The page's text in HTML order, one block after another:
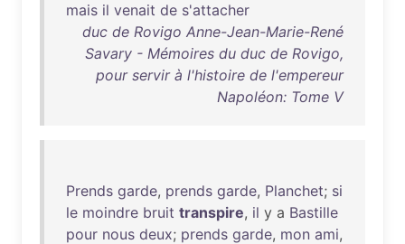
mais il venait de s'attacher
duc de Rovigo Anne-Jean-Marie-René
Savary - Mémoires du duc de Rovigo,
pour servir à l'histoire de l'empereur
Napoléon: Tome V
Prends garde, prends garde, Planchet; si
le moindre bruit transpire, il y a Bastille
pour nous deux; prends garde, mon ami,